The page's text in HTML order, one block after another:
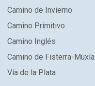
Camino de Invierno
Camino Primitivo
Camino Inglés
Camino de Fisterra-Muxía
Vía de la Plata